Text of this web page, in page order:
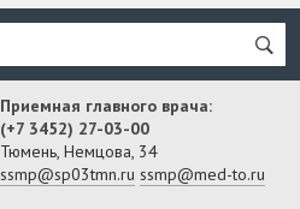
Приемная главного врача:
(+7 3452) 27-03-00
Тюмень, Немцова, 34
ssmp@sp03tmn.ru ssmp@med-to.ru